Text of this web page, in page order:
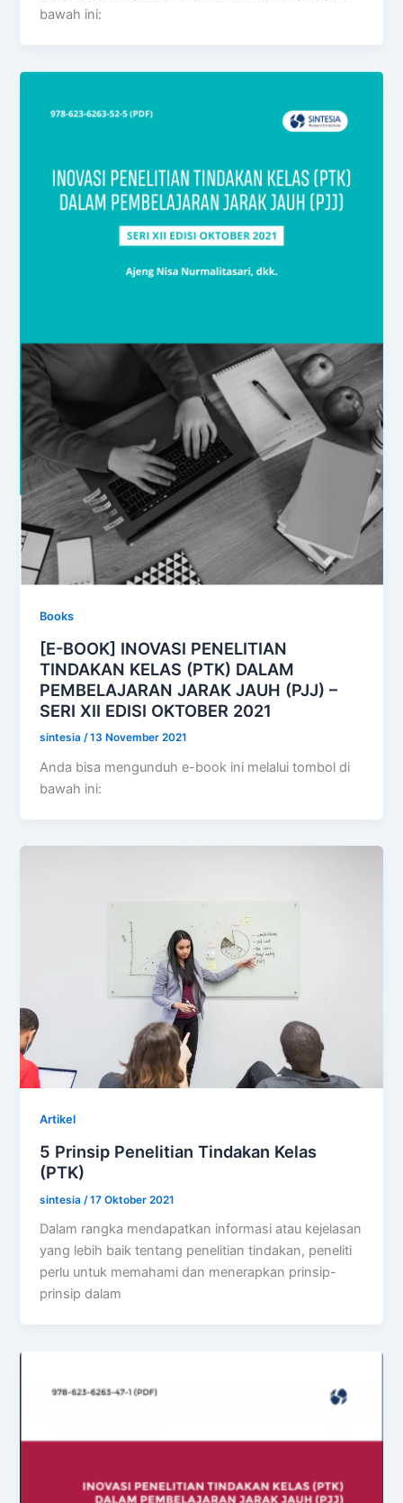
bawah ini:
Books
[E-BOOK] INOVASI PENELITIAN
TINDAKAN KELAS (PTK) DALAM
PEMBELAJARAN JARAK JAUH (PJJ) –
SERI XII EDISI OKTOBER 2021
sintesia/13 November 2021
Anda bisa mengunduh e-book ini melalui tombol di
bawah ini:
Artikel
5 Prinsip Penelitian Tindakan Kelas
(PTK)
sintesia /17 Oktober 2021
Dalam rangka mendapatkan informasi atau kejelasan
yang lebih baik tentang penelitian tindakan, peneliti
perlu untuk memahami dan menerapkan prinsip-
prinsip dalam